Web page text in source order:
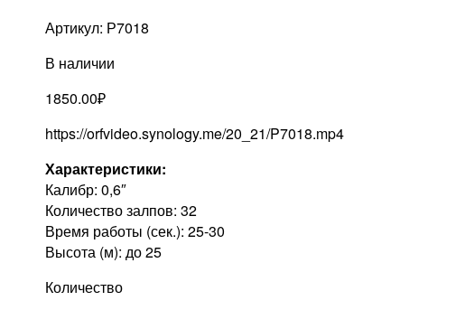
Артикул: Р7018
В наличии
1850.00₽
https://orfvideo.synology.me/20_21/P7018.mp4
Характеристики:
Калибр: 0,6″
Количество залпов: 32
Время работы (сек.): 25-30
Высота (м): до 25
Количество